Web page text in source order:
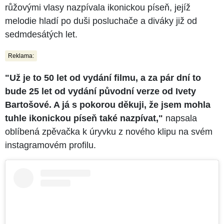
růžovými vlasy nazpívala ikonickou píseň, jejíž
melodie hladí po duši posluchače a diváky již od
sedmdesátých let.
Reklama:
"Už je to 50 let od vydání filmu, a za pár dní to
bude 25 let od vydání původní verze od Ivety
Bartošové. A já s pokorou děkuji, že jsem mohla
tuhle ikonickou píseň také nazpívat," napsala
oblíbená zpěvačka k úryvku z nového klipu na svém
instagramovém profilu.